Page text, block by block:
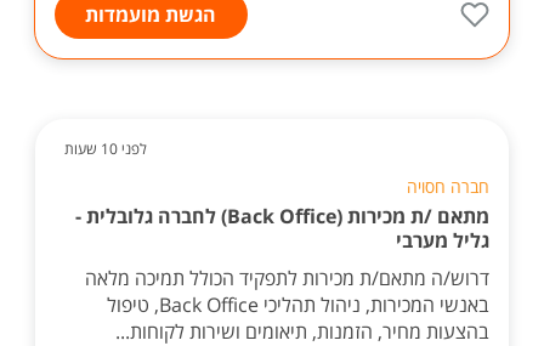
הגשת מועמדות
לפני 10 שעות
חברה חסויה
מתאם /ת מכירות (Back Office) לחברה גלובלית -
גליל מערבי
דרוש/ה מתאם/ת מכירות לתפקיד הכולל תמיכה מלאה
באנשי המכירות, ניהול תהליכי Back Office, טיפול
בהצעות מחיר, הזמנות, תיאומים ושירות לקוחות...